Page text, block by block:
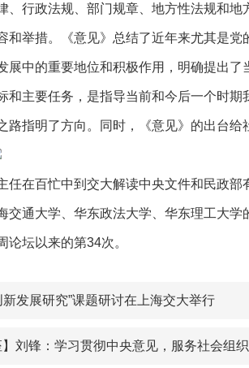
、行政法规、部门规章、地方性法规和
和举措。《意见》总结了近年来尤其是
展中的重要地位和积极作用，明确提出
和主要任务，是指导当前和今后一个时
路指明了方向。同时，《意见》的出台给
任在百忙中到交大解读中央文件和民政
交通大学、华东政法大学、华东理工大
论坛以来的第34次。
新发展研究”课题研讨在上海交大举行
】刘锋：学习贯彻中央意见，服务社会组